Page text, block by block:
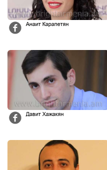
Анаит Карапетян
Давит Хажакян